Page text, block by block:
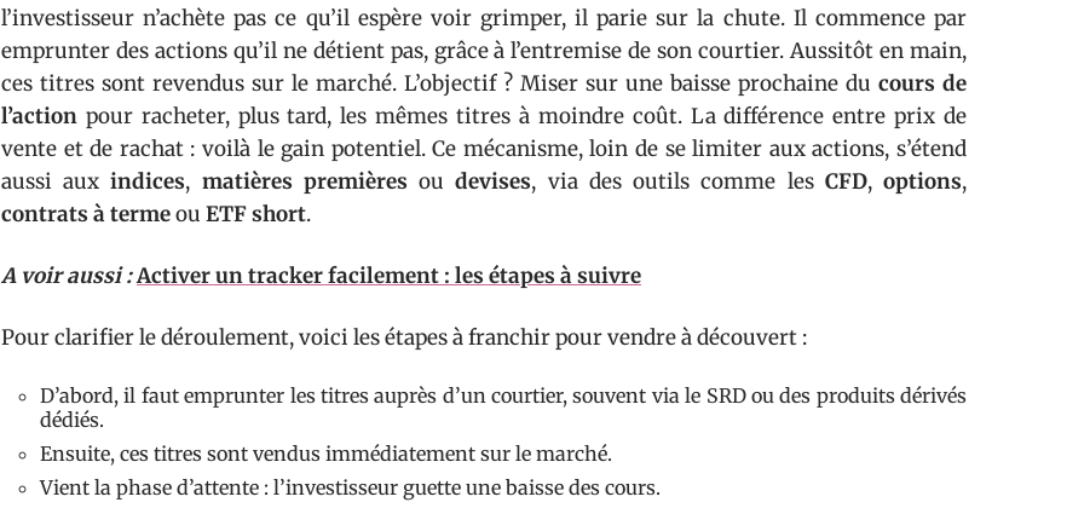
l’investisseur n’achète pas ce qu’il espère voir grimper, il parie sur la chute. Il commence par
emprunter des actions qu’il ne détient pas, grâce à l’entremise de son courtier. Aussitôt en main,
ces titres sont revendus sur le marché. L’objectif ? Miser sur une baisse prochaine du cours de
l’action pour racheter, plus tard, les mêmes titres à moindre coût. La différence entre prix de
vente et de rachat : voilà le gain potentiel. Ce mécanisme, loin de se limiter aux actions, s’étend
aussi auxindices, matières premières oudevises, via des outils comme les CFD,options,
contrats à termeou ETF short.
A voir aussi :Activer un tracker facilement : les étapes à suivre
Pour clarifier le déroulement, voici les étapes à franchir pour vendre à découvert :
D’abord, il faut emprunter les titres auprès d’un courtier, souvent via le SRD ou des produits dérivés
dédiés.
Ensuite, ces titres sont vendus immédiatement sur le marché.
Vient la phase d’attente : l’investisseur guette une baisse des cours.